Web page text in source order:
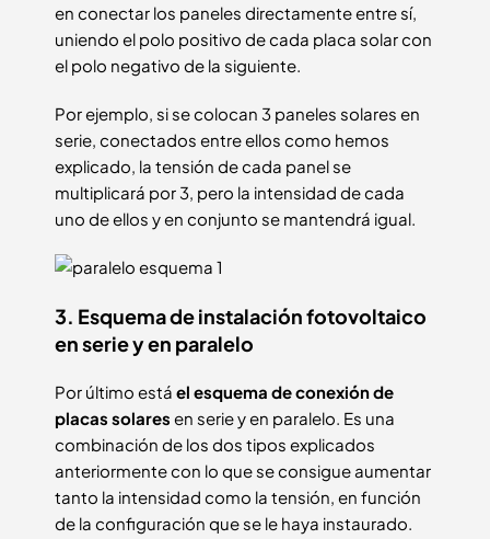
en conectar los paneles directamente entre sí,
uniendo el polo positivo de cada placa solar con
el polo negativo de la siguiente.
Por ejemplo, si se colocan 3 paneles solares en
serie, conectados entre ellos como hemos
explicado, la tensión de cada panel se
multiplicará por 3, pero la intensidad de cada
uno de ellos y en conjunto se mantendrá igual.
3. Esquema de instalación fotovoltaico
en serie y en paralelo
Por último está el esquema de conexión de
placas solares en serie y en paralelo. Es una
combinación de los dos tipos explicados
anteriormente con lo que se consigue aumentar
tanto la intensidad como la tensión, en función
de la configuración que se le haya instaurado.